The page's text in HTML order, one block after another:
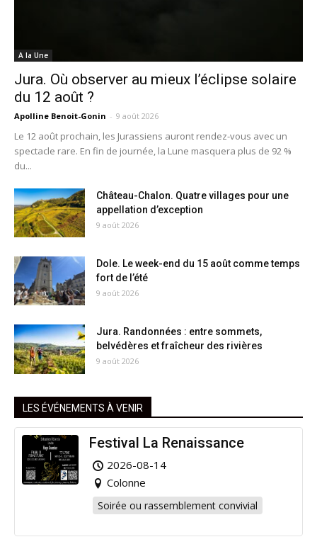
A la Une
Jura. Où observer au mieux l’éclipse solaire
du 12 août ?
Apolline Benoit-Gonin - 9 août 2026
Le 12 août prochain, les Jurassiens auront rendez-vous avec un
spectacle rare. En fin de journée, la Lune masquera plus de 92 %
du...
Château-Chalon. Quatre villages pour une
appellation d’exception
9 août 2026
Dole. Le week-end du 15 août comme temps
fort de l’été
9 août 2026
Jura. Randonnées : entre sommets,
belvédères et fraîcheur des rivières
9 août 2026
LES ÉVÉNEMENTS À VENIR
Festival La Renaissance
2026-08-14
Colonne
Soirée ou rassemblement convivial